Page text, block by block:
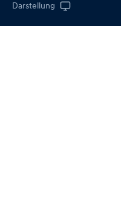
Darstellung